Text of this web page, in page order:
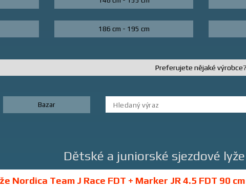
186 cm - 195 cm
Preferujete nějaké výrobce?
Bazar
Dětské a juniorské sjezdové
Nordica Team J Race FDT + Marker JR 4.5 FDT 90